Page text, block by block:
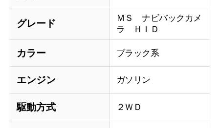
グレード
ＭＳ ナビバックカメ
ラ ＨＩＤ
カラー ブラック系
エンジン ガソリン
駆動方式 ２ＷＤ